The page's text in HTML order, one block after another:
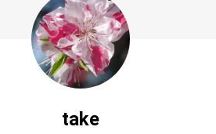
take